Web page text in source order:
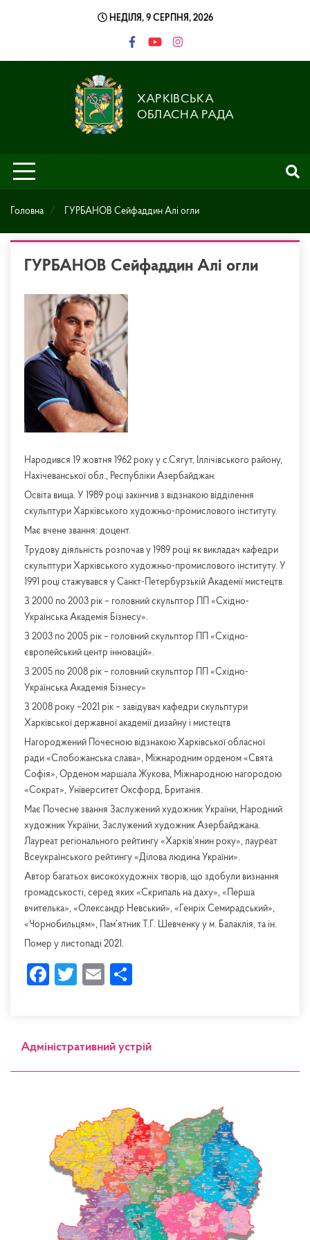
НЕДІЛЯ, 9 СЕРПНЯ, 2026
ХАРКІВСЬКА
ОБЛАСНА РАДА
Головна ГУРБАНОВ Сейфаддин Алі огли
ГУРБАНОВ Сейфаддин Алі огли
Народився 19 жовтня 1962 року у с.Сягут, Іллічівського району,
Нахічеванської обл., Республіки Азербайджан.
Освіта вища. У 1989 році закінчив з відзнакою відділення
скульптури Харківського художньо-промислового інституту.
Має вчене звання: доцент.
Трудову діяльність розпочав у 1989 році як викладач кафедри
скульптури Харківського художньо-промислового інституту. У
1991 році стажувався у Санкт-Петербурзькій Академії мистецтв.
З 2000 по 2003 рік – головний скульптор ПП «Східно-
Українська Академія Бізнесу».
З 2003 по 2005 рік – головний скульптор ПП «Східно-
європейський центр інновацій».
З 2005 по 2008 рік – головний скульптор ПП «Східно-
Українська Академія Бізнесу»
З 2008 року –2021 рік – завідувач кафедри скульптури
Харківської державної академії дизайну і мистецтв
Нагороджений Почесною відзнакою Харківської обласної
ради «Слобожанська слава», Міжнародним орденом «Свята
Софія», Орденом маршала Жукова, Міжнародною нагородою
«Сократ», Університет Оксфорд, Британія.
Має Почесне звання Заслужений художник України, Народний
художник України, Заслужений художник Азербайджана.
Лауреат регіонального рейтингу «Харків’янин року», лауреат
Всеукраїнського рейтингу «Ділова людина України».
Автор багатьох високохудожніх творів, що здобули визнання
громадськості, серед яких «Скрипаль на даху», «Перша
вчителька», «Олександр Невський», «Генріх Семирадський»,
«Чорнобильцям», Пам’ятник Т.Г. Шевченку у м. Балаклія, та ін.
Помер у листопаді 2021.
Facebook
Twitter
Email
Адміністративний устрій